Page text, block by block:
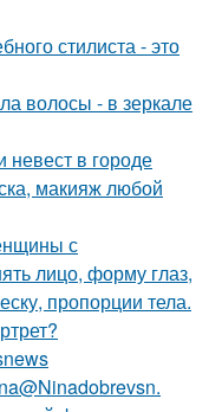
стилиста - это
волосы - в зеркале
невест в городе
макияж любой
с
лицо, форму глаз,
пропорции тела.